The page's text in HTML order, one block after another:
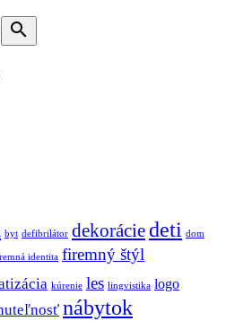

Search
byt defibrilátor dekoráciedeti dom
identita firemný štýl
kúrenie les lingvistika logo
nábytok